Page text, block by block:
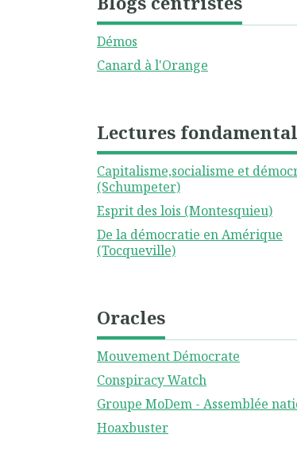
Démos
Canard à l'Orange
Lectures
Capitalisme,socialisme et
(Schumpeter)
Esprit des lois (Montesquieu)
De la démocratie en Amérique
(Tocqueville)
Oracles
Mouvement Démocrate
Conspiracy Watch
Groupe MoDem - Assemblée
Hoaxbuster